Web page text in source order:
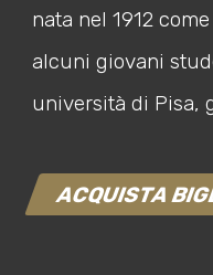
nata nel 1912
alcuni giovani
università di Pisa,
ACQUISTA